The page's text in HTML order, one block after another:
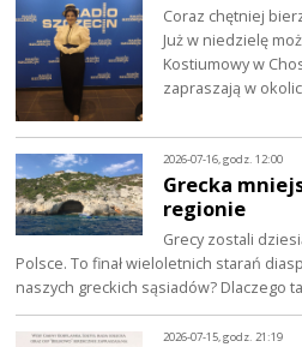
Coraz chętniej
Już w niedzielę
Kostiumowy w
zapraszają w
2026-07-16, godz. 12:00
Grecka
regionie
Grecy zostali
Polsce. To finał wieloletnich starań
naszych greckich sąsiadów? Dlaczego
2026-07-15, godz. 21:19